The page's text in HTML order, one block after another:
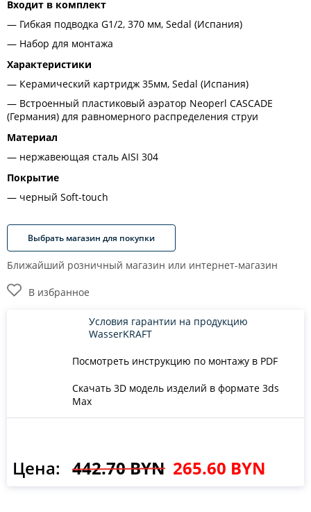
Входит в комплект
Гибкая подводка G1/2, 370 мм, Sedal (Испания)
Набор для монтажа
Характеристики
Керамический картридж 35мм, Sedal (Испания)
Встроенный пластиковый аэратор Neoperl CASCADE
(Германия) для равномерного распределения струи
Материал
нержавеющая сталь AISI 304
Покрытие
черный Soft-touch
Выбрать магазин для покупки
Ближайший розничный магазин или интернет-магазин
В избранное
Посмотреть инструкцию по монтажу в PDF
Скачать 3D модель изделий в формате 3ds
Max
Условия гарантии на продукцию
WasserKRAFT
Цена: 442.70 BYN 265.60 BYN